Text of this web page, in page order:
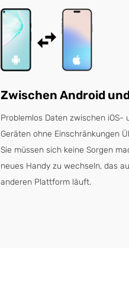
Zwischen Android
Problemlos Daten zwischen iOS-
Geräten ohne Einschränkungen
Sie müssen sich keine Sorgen
neues Handy zu wechseln, das
anderen Plattform läuft.